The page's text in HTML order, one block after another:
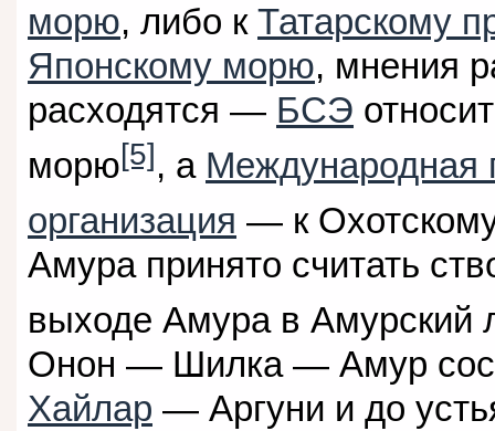
морю, либо к Татарскому
Японскому морю, мнения
расходятся — БСЭ
морю[5], а Международная
организация — к
Амура принято считать
выходе Амура в Амурский
Онон — Шилка — Амур
Хайлар — Аргуни и до